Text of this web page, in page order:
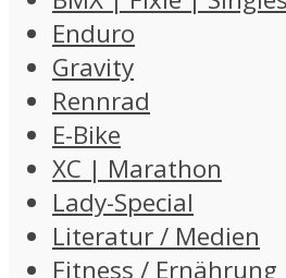
Enduro
Gravity
Rennrad
E-Bike
XC | Marathon
Lady-Special
Literatur / Medien
Fitness / Ernährung